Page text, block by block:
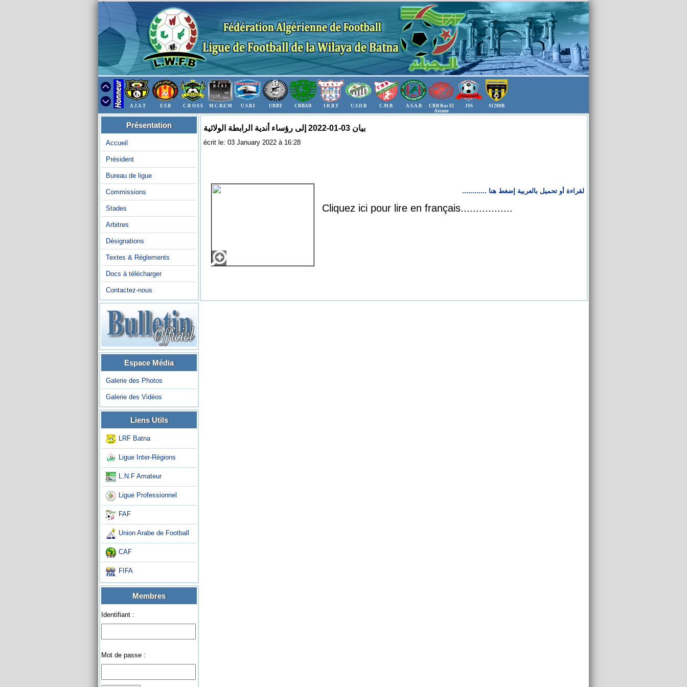
A.J.A.T E.S.B C.R O.S.S M.C.B.E.M U.S.B.I URBT CRBAD I.R.B.T U.S.D.B C.M.B A.S.A.B
CRB Ras El
Aioune
JSS S1200B
Présentation
Accueil
Président
Bureau de ligue
Commissions
Stades
Arbitres
Désignations
Textes & Réglements
Docs à télécharger
Contactez-nous
Espace Média
Galerie des Photos
Galerie des Vidéos
Liens Utils
LRF Batna
Ligue Inter-Régions
L.N.F Amateur
Ligue Professionnel
FAF
Union Arabe de Football
CAF
FIFA
Membres
Identifiant :
Mot de passe :
بيان 03-01-2022 إلى رؤساء أندية الرابطة الولائية
écrit le: 03 January 2022 à 16:28
لقراءة أو تحميل بالعربية إضغط هنا ............
Cliquez ici pour lire en français.................